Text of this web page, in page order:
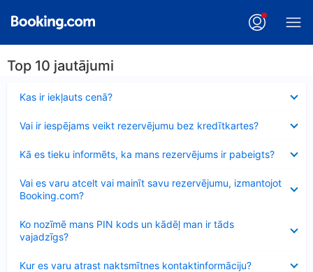
Top 10 jautājumi
Kas ir iekļauts cenā?
Vai ir iespējams veikt rezervējumu bez kredītkartes?
Kā es tieku informēts, ka mans rezervējums ir pabeigts?
Vai es varu atcelt vai mainīt savu rezervējumu, izmantojot
Booking.com?
Ko nozīmē mans PIN kods un kādēļ man ir tāds
vajadzīgs?
Kur es varu atrast naktsmītnes kontaktinformāciju?